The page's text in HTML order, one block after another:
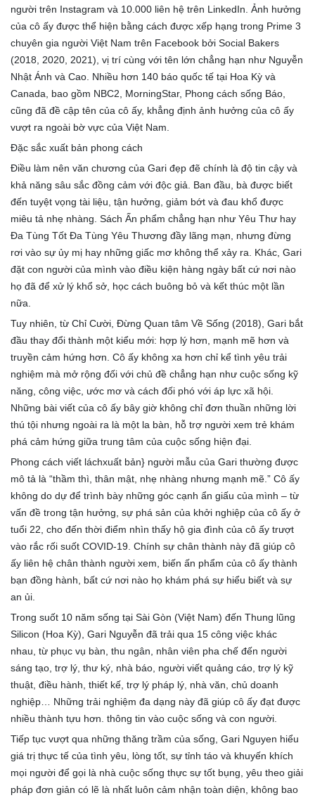
người trên Instagram và 10.000 liên hệ trên LinkedIn. Ảnh hưởng
của cô ấy được thể hiện bằng cách được xếp hạng trong Prime 3
chuyên gia người Việt Nam trên Facebook bởi Social Bakers
(2018, 2020, 2021), vị trí cùng với tên lớn chẳng hạn như Nguyễn
Nhật Ánh và Cao. Nhiều hơn 140 báo quốc tế tại Hoa Kỳ và
Canada, bao gồm NBC2, MorningStar, Phong cách sống Báo,
cũng đã đề cập tên của cô ấy, khẳng định ảnh hưởng của cô ấy
vượt ra ngoài bờ vực của Việt Nam.
Đặc sắc xuất bản phong cách
Điều làm nên văn chương của Gari đẹp đẽ chính là độ tin cậy và
khả năng sâu sắc đồng cảm với độc giả. Ban đầu, bà được biết
đến tuyệt vọng tài liệu, tận hưởng, giảm bớt và đau khổ được
miêu tả nhẹ nhàng. Sách Ấn phẩm chẳng hạn như Yêu Thư hay
Đa Tùng Tốt Đa Tùng Yêu Thương đầy lãng mạn, nhưng đừng
rơi vào sự ủy mị hay những giấc mơ không thể xảy ra. Khác, Gari
đặt con người của mình vào điều kiện hàng ngày bất cứ nơi nào
họ đã để xử lý khổ sở, học cách buông bỏ và kết thúc một lần
nữa.
Tuy nhiên, từ Chỉ Cười, Đừng Quan tâm Về Sống (2018), Gari bắt
đầu thay đổi thành một kiểu mới: hợp lý hơn, mạnh mẽ hơn và
truyền cảm hứng hơn. Cô ấy không xa hơn chỉ kể tình yêu trải
nghiệm mà mở rộng đối với chủ đề chẳng hạn như cuộc sống kỹ
năng, công việc, ước mơ và cách đối phó với áp lực xã hội.
Những bài viết của cô ấy bây giờ không chỉ đơn thuần những lời
thú tội nhưng ngoài ra là một la bàn, hỗ trợ người xem trẻ khám
phá cảm hứng giữa trung tâm của cuộc sống hiện đại.
Phong cách viết láchxuất bản} người mẫu của Gari thường được
mô tả là “thầm thì, thân mật, nhẹ nhàng nhưng mạnh mẽ.” Cô ấy
không do dự để trình bày những góc cạnh ẩn giấu của mình – từ
vấn đề trong tận hưởng, sự phá sản của khởi nghiệp của cô ấy ở
tuổi 22, cho đến thời điểm nhìn thấy hộ gia đình của cô ấy trượt
vào rắc rối suốt COVID-19. Chính sự chân thành này đã giúp cô
ấy liên hệ chân thành người xem, biến ấn phẩm của cô ấy thành
bạn đồng hành, bất cứ nơi nào họ khám phá sự hiểu biết và sự
an ủi.
Trong suốt 10 năm sống tại Sài Gòn (Việt Nam) đến Thung lũng
Silicon (Hoa Kỳ), Gari Nguyễn đã trải qua 15 công việc khác
nhau, từ phục vụ bàn, thu ngân, nhân viên pha chế đến người
sáng tạo, trợ lý, thư ký, nhà báo, người viết quảng cáo, trợ lý kỹ
thuật, điều hành, thiết kế, trợ lý pháp lý, nhà văn, chủ doanh
nghiệp… Những trải nghiệm đa dạng này đã giúp cô ấy đạt được
nhiều thành tựu hơn. thông tin vào cuộc sống và con người.
Tiếp tục vượt qua những thăng trầm của sống, Gari Nguyen hiểu
giá trị thực tế của tình yêu, lòng tốt, sự tỉnh táo và khuyến khích
mọi người để gọi là nhà cuộc sống thực sự tốt bụng, yêu theo giải
pháp đơn giản có lẽ là nhất luôn cảm nhận toàn diện, không bao